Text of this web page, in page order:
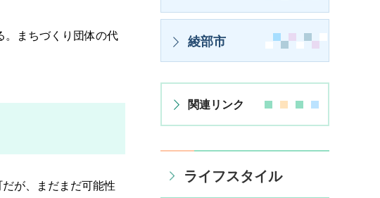
。まちづくり団体の代
が、まだまだ可能性
綾部市
関連リンク
ライフスタイル